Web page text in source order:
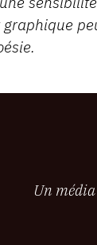
graphique
Un